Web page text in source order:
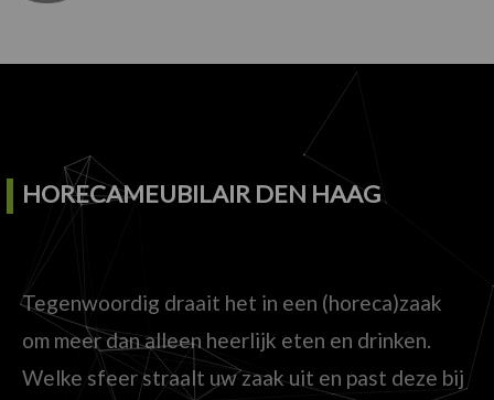
HORECAMEUBILAIR DEN HAAG
Tegenwoordig draait het in een (horeca)zaak
om meer dan alleen heerlijk eten en drinken.
Welke sfeer straalt uw zaak uit en past deze bij